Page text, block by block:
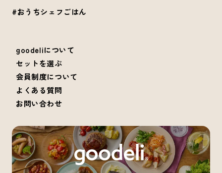
#おうちシェフごはん
goodeliについて
セットを選ぶ
会員制度について
よくある質問
お問い合わせ